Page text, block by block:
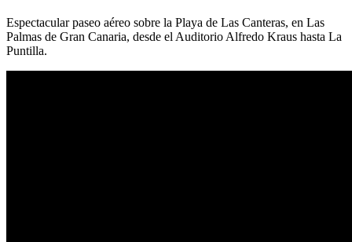
Espectacular paseo aéreo sobre la Playa de Las Canteras, en Las
Palmas de Gran Canaria, desde el Auditorio Alfredo Kraus hasta La
Puntilla.